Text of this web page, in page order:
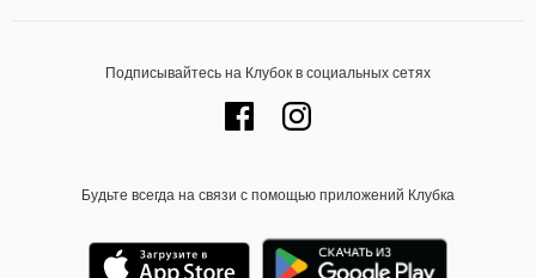
Подписывайтесь на Клубок в социальных сетях
Будьте всегда на связи с помощью приложений Клубка